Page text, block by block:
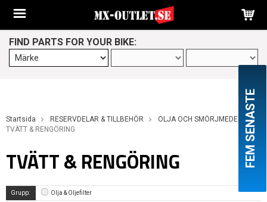
FIND PARTS FOR YOUR BIKE:
Startsida RESERVDELAR & TILLBEHÖR
OLJA OCH SMÖRJMEDEL
TVÄTT & RENGÖRING
TVÄTT & RENGÖRING
Grupp: Olja & Oljefilter
FEM SENASTE